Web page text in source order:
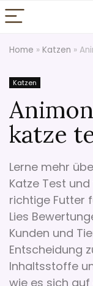
Home » Katzen »
Katzen
katze
Lerne mehr
Katze Test
richtige Futter
Lies
Kunden und
Entscheidung
Inhaltsstoffe
wie es sich